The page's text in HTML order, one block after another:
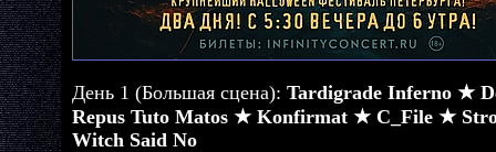
День 1 (Большая сцена): Tardigrade Inferno ★
Repus Tuto Matos ★ Konfirmat ★ C_File ★
Witch Said No